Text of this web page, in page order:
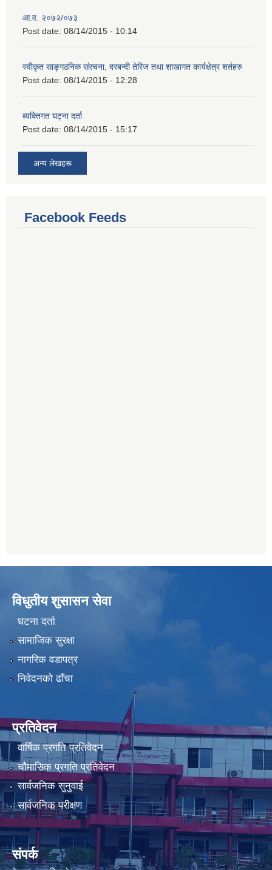
आ.व. २०७२/०७३
Post date: 08/14/2015 - 10:14
स्वीकृत साङ्गठनिक संरचना, दरबन्दी तेरिज तथा शाखागत कार्यक्षेत्र शर्तहरु
Post date: 08/14/2015 - 12:28
ब्यक्तिगत घट्ना दर्ता
Post date: 08/14/2015 - 15:17
अन्य लेखहरू
Facebook Feeds
विधुतीय शुसासन सेवा
घटना दर्ता
सामाजिक सुरक्षा
नागरिक वडापत्र
निवेदनको ढाँचा
प्रतिवेदन
वार्षिक प्रगति प्रतिवेदन
चौमासिक प्रगति प्रतिवेदन
सार्वजनिक सुनुवाई
सार्वजनिक परीक्षण
संपर्क